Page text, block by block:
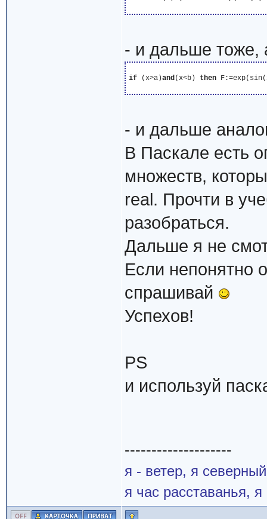
- и дальше тоже,
if (x>a)and(x<b) then
- и дальше
В Паскале есть
множеств,
real. Прочти в
разобраться.
Дальше я не
Если непонятно
спрашивай
Успехов!
PS
и используй
--------------------
я - ветер, я
я час расставанья,